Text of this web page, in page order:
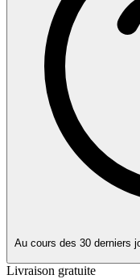
Au cours des 30 derniers
Livraison gratuite